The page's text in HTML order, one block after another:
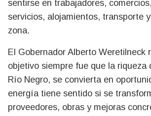
sentirse en trabajadores,
servicios, alojamientos, transporte
zona.
El Gobernador Alberto Weretilneck
objetivo siempre fue que la riqueza
Río Negro, se convierta en
energía tiene sentido si se
proveedores, obras y mejoras